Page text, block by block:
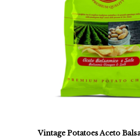
Vintage Potatoes Aceto